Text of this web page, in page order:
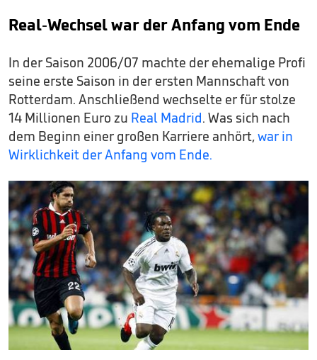
Real-Wechsel war der Anfang vom Ende
In der Saison 2006/07 machte der ehemalige Profi
seine erste Saison in der ersten Mannschaft von
Rotterdam. Anschließend wechselte er für stolze
14 Millionen Euro zu Real Madrid. Was sich nach
dem Beginn einer großen Karriere anhört,war in
Wirklichkeit der Anfang vom Ende.